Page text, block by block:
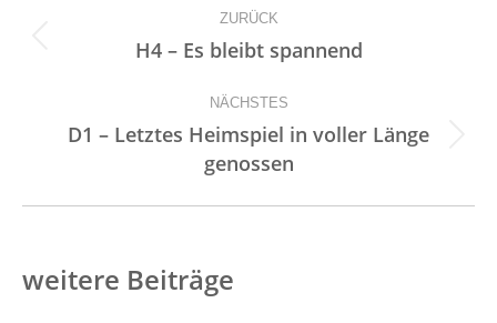
ZURÜCK
Vorheriger
Beitrag:
H4 – Es bleibt spannend
NÄCHSTES
Nächster
Beitrag:
D1 – Letztes Heimspiel in voller Länge
genossen
weitere Beiträge